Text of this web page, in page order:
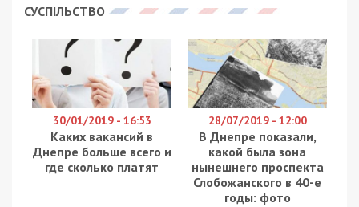
СУСПІЛЬСТВО
30/01/2019 - 16:53
Каких вакансий в
Днепре больше всего и
где сколько платят
28/07/2019 - 12:00
В Днепре показали,
какой была зона
нынешнего проспекта
Слобожанского в 40-е
годы: фото